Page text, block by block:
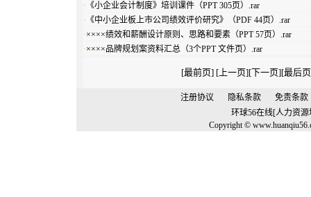
· 《小企业会计制度》培训课件（PPT 305页）.rar
· 《中小企业板上市公司绩效评价研究》（PDF 44页）.rar
·××××绩效和薪酬设计原则、思路和要素（PPT 57页）.rar
·××××品牌规划案资料汇总（3个PPT 文件页）.rar
[最前页] [上一页][下一页][最后页
注册协议 隐私条款
免责条款
环球56在线[人力资
Copyright ©